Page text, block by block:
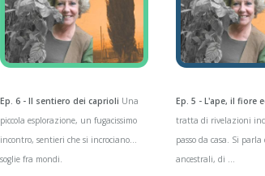
Ep. 6 - Il sentiero dei caprioli Una
piccola esplorazione, un fugacissimo
incontro, sentieri che si incrociano…
soglie fra mondi.
Ep. 5 - L'ape, il fiore
tratta di rivelazioni
passo da casa. Si
ancestrali, di ...